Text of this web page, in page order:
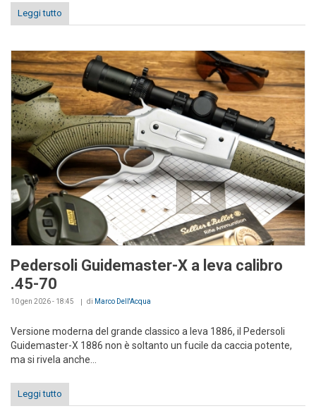
Leggi tutto
Pedersoli Guidemaster-X a leva calibro
.45-70
10 gen 2026 - 18:45 di Marco Dell'Acqua
Versione moderna del grande classico a leva 1886, il Pedersoli
Guidemaster-X 1886 non è soltanto un fucile da caccia potente,
ma si rivela anche...
Leggi tutto